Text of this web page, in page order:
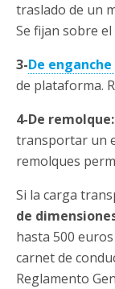
traslado de un
Se fijan sobre
3-De
de plataforma.
4-De remolque:
transportar un
remolques
Si la carga
de
hasta 500
carnet de
Reglamento